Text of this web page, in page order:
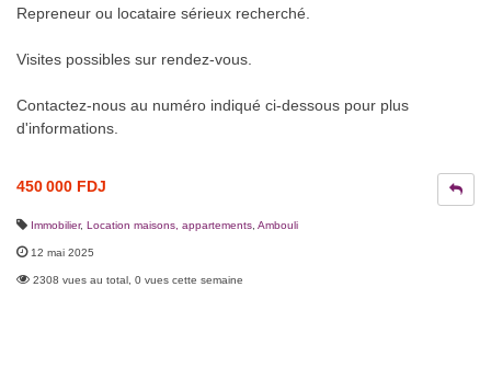
Repreneur ou locataire sérieux recherché.
Visites possibles sur rendez-vous.
Contactez-nous au numéro indiqué ci-dessous pour plus
d'informations.
450 000 FDJ
Immobilier, Location maisons, appartements Ambouli
12 mai 2025
2308 vues au total, 0 vues cette semaine